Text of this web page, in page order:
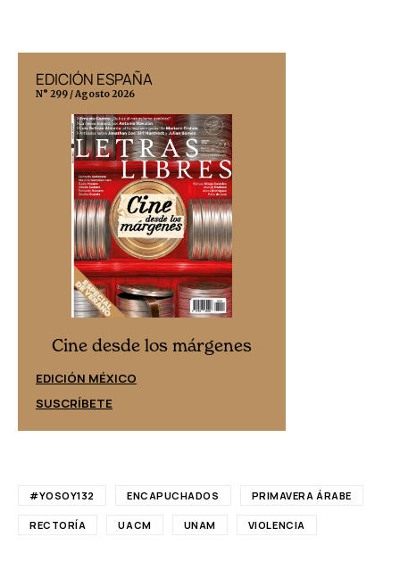
EDICIÓN ESPAÑA
N° 299 / Agosto 2026
Cine desde los márgenes
EDICIÓN MÉXICO
SUSCRÍBETE
#YOSOY132 ENCAPUCHADOS PRIMAVERA ÁRABE
RECTORÍA UACM UNAM VIOLENCIA